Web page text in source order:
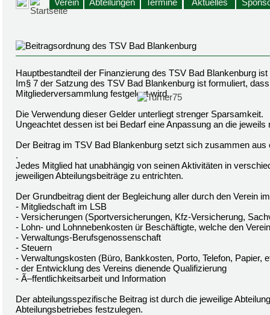
Verein Abteilungen Termine Aktuelles
Hauptbestandteil der Finanzierung des TSV Bad Blankenburg
Im§ 7 der Satzung des TSV Bad Blankenburg ist formuliert,
Mitgliederversammlung festgelegt wird.
Die Verwendung dieser Gelder unterliegt strenger Sparsamkeit.
Ungeachtet dessen ist bei Bedarf eine Anpassung an die
Der Beitrag im TSV Bad Blankenburg setzt sich zusammen
.
Jedes Mitglied hat unabhängig von seinen Aktivitäten in
jeweiligen Abteilungsbeiträge zu entrichten.
Der Grundbeitrag dient der Begleichung aller durch den Verein
- Mitgliedschaft im LSB
- Versicherungen (Sportversicherungen, Kfz-Versicherung,
- Lohn- und Lohnnebenkosten ür Beschäftigte, welche den
- Verwaltungs-Berufsgenossenschaft
- Steuern
- Verwaltungskosten (Büro, Bankkosten, Porto, Telefon, Papier,
- der Entwicklung des Vereins dienende Qualifizierung
- Ã–ffentlichkeitsarbeit und Information
Der abteilungsspezifische Beitrag ist durch die jeweilige
Abteilungsbetriebes festzulegen.